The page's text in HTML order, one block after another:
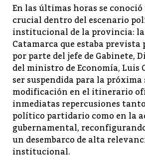
En las últimas horas se
crucial dentro del escenario
institucional de la provincia:
Catamarca que estaba prevista
por parte del jefe de Gabinete,
del ministro de Economía, Luis
ser suspendida para la próxima
modificación en el itinerario
inmediatas repercusiones
político partidario como en la
gubernamental,
un desembarco de alta
institucional.